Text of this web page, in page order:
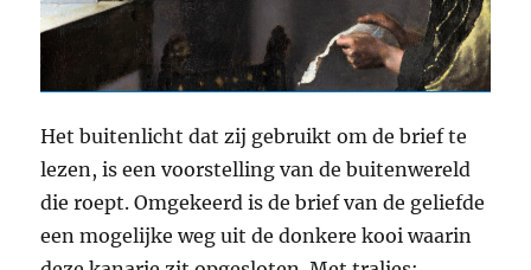
Het buitenlicht dat zij gebruikt om de brief te
lezen, is een voorstelling van de buitenwereld
die roept. Omgekeerd is de brief van de geliefde
een mogelijke weg uit de donkere kooi waarin